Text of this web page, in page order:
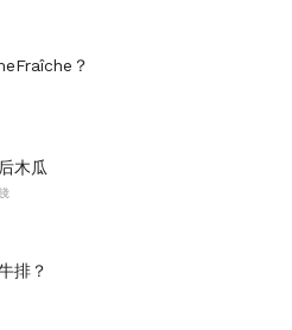
？
木瓜
排？